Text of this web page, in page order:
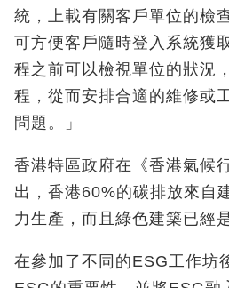
統，上載有關客戶單位的檢
可方便客戶隨時登入系統獲
程 之前可以檢視單位的狀況
程，從而安排合適的維修或
問題。」
香港特區政府在《香港氣候
出，香港60%的碳排放來自
力生產，而且綠色建築已經
在參加了不同的ESG工作坊